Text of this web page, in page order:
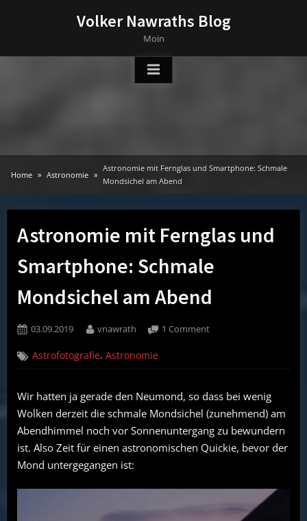
Volker Nawraths Blog
Moin
Home Astronomie
Astronomie mit Fernglas und Smartphone: Schmale
Mondsichel am Abend
Astronomie mit Fernglas und
Smartphone: Schmale
Mondsichel am Abend
Posted
03.09.2019 By
vnawrath 1 Commenton
Fernglas
Smartphone:
Schmale
Mondsichel
am
Astrofotografie,Astronomie
Wir hatten ja gerade den Neumond, so dass bei wenig
Wolken derzeit die schmale Mondsichel (zunehmend) am
Abendhimmel noch vor Sonnenuntergang zu bewundern
ist. Also Zeit für einen astronomischen Quickie, bevor der
Mond untergegangen ist: